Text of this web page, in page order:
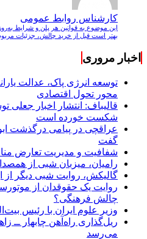
کارشناس روابط عمومی
این موضوع به قوانین هر پلن و شرایط
بهتر است قبل از خرید چالش، جزئیات
اخبار مروری
توسعه انرژی پاک، عدالت
محور تحول اقتصادی
قالیباف: انتشار اخبار
شکست خورده است
عراقچی در پیامی درگذشت
گفت
شفافیت و مدیریت تعارض
رامیان، میزبان شبی از
گالیکش، روایت شبی دیگر از
روایت یک حقوقدان از
چالش فرهنگی؟
وزیر علوم ایران با رئیس
ریل‌گذاری راه‌آهن چابهار ــ
می‌رسد